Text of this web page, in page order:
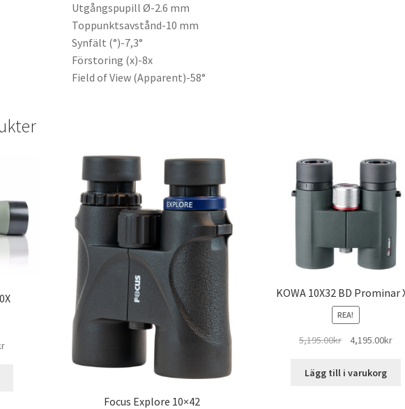
Utgångspupill Ø-2.6 mm
Toppunktsavstånd-10 mm
Synfält (°)-7,3°
Förstoring (x)-8x
Field of View (Apparent)-58°
Det
Focus Explore 10×42
KOWA 10X32 BD Prominar
REA!
5,195.00kr
Det
priset
4,195.00krDet
Lägg till i varukorg